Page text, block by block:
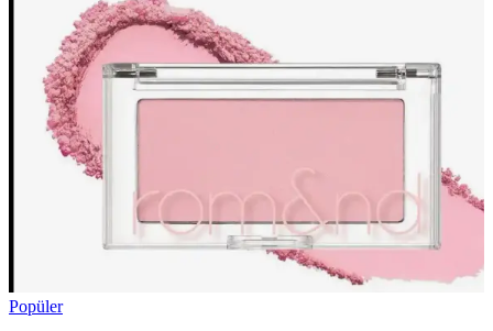
Popüler